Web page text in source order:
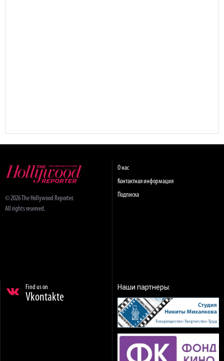
© 2026 The Hollywood Reporter.
All rights reserved.
О нас
Контактная информация
Подписка
Find us on
Vkontakte
Наши партнеры: